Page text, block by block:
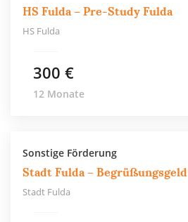
HS Fulda – Pre-Study Fulda
HS Fulda
300 €
12 Monate
Sonstige Förderung
Stadt Fulda – Begrüßungsgeld
Stadt Fulda